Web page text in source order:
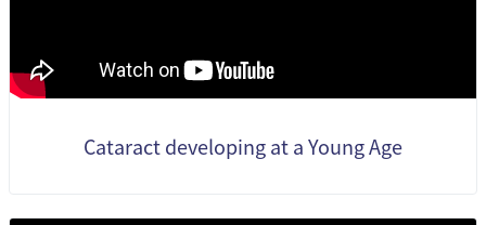
Cataract developing at a Young Age